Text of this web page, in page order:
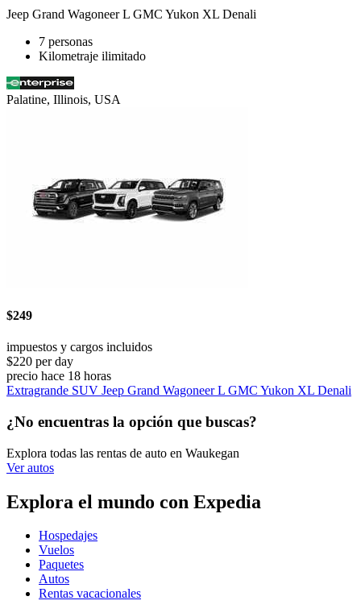
Jeep Grand Wagoneer L GMC Yukon XL Denali
7 personas
Kilometraje ilimitado
Palatine, Illinois, USA
$249
impuestos y cargos incluidos
$220 per day
precio hace 18 horas
Extragrande SUV Jeep Grand Wagoneer L GMC Yukon XL Denali
¿No encuentras la opción que buscas?
Explora todas las rentas de auto en Waukegan
Ver autos
Explora el mundo con Expedia
Hospedajes
Vuelos
Paquetes
Autos
Rentas vacacionales